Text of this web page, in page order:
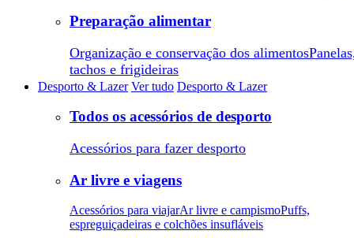
Preparação alimentar
Organização e conservação dos alimentos
tachos e frigideiras
Desporto & Lazer Ver tudo Desporto & Lazer
Todos os acessórios de desporto
Acessórios para fazer desporto
Ar livre e viagens
Acessórios para viajarAr livre e campismoPuffs,
espreguiçadeiras e colchões insufláveis